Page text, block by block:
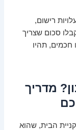
רישום,
סכום שצריך
חכמים, תהיו
מדריך
הבית, שהוא